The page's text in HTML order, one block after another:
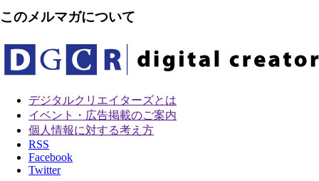
このメルマガについて
デジタルクリエイターズとは
イベント・広告掲載のご案内
個人情報に対する考え方
RSS
Facebook
Twitter